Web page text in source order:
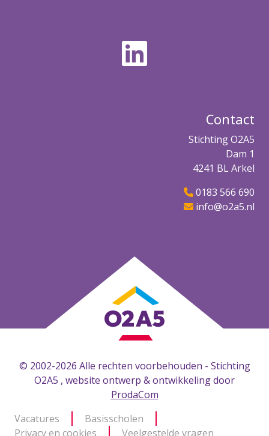
Contact
Stichting O2A5
Dam 1
4241 BL Arkel
0183 566 690
info@o2a5.nl
© 2002-2026 Alle rechten voorbehouden - Stichting
O2A5 , website ontwerp & ontwikkeling door
ProdaCom
Vacatures
Basisscholen
Privacy en cookies
Veelgestelde vragen